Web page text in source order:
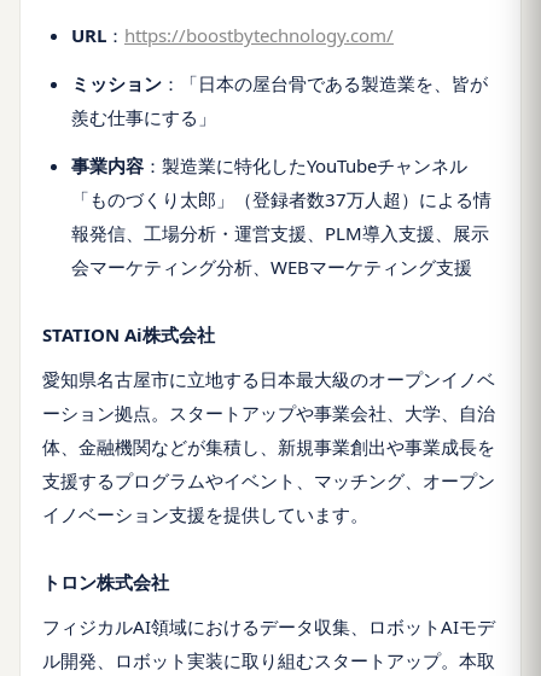
URL ： https://boostbytechnology.com/
ミッション ：「日本の屋台骨である製造業を、皆が
羨む仕事にする」
事業内容 ：製造業に特化したYouTubeチャンネル
「ものづくり太郎」（登録者数37万人超）による情
報発信、工場分析・運営支援、PLM導入支援、展示
会マーケティング分析、WEBマーケティング支援
STATION Ai株式会社
愛知県名古屋市に立地する日本最大級のオープンイノベ
ーション拠点。スタートアップや事業会社、大学、自治
体、金融機関などが集積し、新規事業創出や事業成長を
支援するプログラムやイベント、マッチング、オープン
イノベーション支援を提供しています。
トロン株式会社
フィジカルAI領域におけるデータ収集、ロボットAIモデ
ル開発、ロボット実装に取り組むスタートアップ。本取